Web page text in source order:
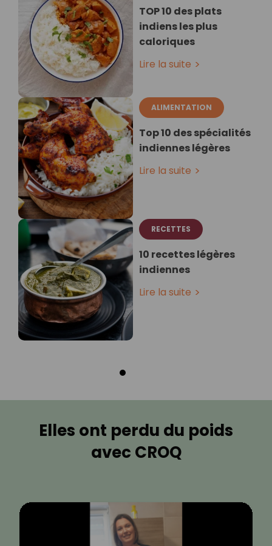
TOP 10 des plats
indiens les plus
caloriques
Lire la suite
ALIMENTATION
Top 10 des spécialités
indiennes légères
Lire la suite
RECETTES
10 recettes légères
indiennes
Lire la suite
Elles ont perdu du poids
avec CROQ